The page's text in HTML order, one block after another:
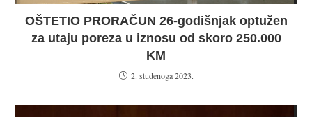
OŠTETIO PRORAČUN 26-godišnjak optužen
za utaju poreza u iznosu od skoro 250.000
KM
2. studenoga 2023.